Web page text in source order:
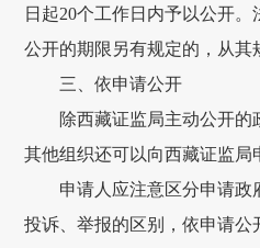
日起20个工作日内予以公开。
公开的期限另有规定的，从其
三、依申请公开
除西藏证监局主动公开的
其他组织还可以向西藏证监局
申请人应注意区分申请政
投诉、举报的区别，依申请公